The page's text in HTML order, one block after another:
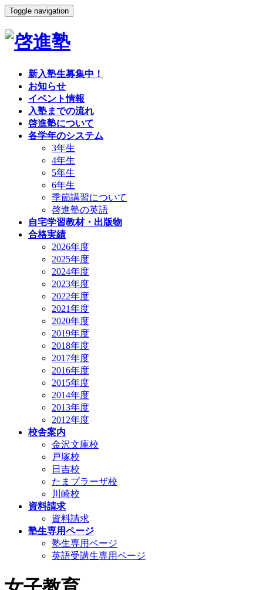
Toggle navigation
新入塾生募集中！
お知らせ
イベント情報
入塾までの流れ
啓進塾について
各学年のシステム
3年生
4年生
5年生
6年生
季節講習について
啓進塾の英語
自宅学習教材・出版物
合格実績
2026年度
2025年度
2024年度
2023年度
2022年度
2021年度
2020年度
2019年度
2018年度
2017年度
2016年度
2015年度
2014年度
2013年度
2012年度
校舎案内
金沢文庫校
戸塚校
日吉校
たまプラーザ校
川崎校
資料請求
資料請求
塾生専用ページ
塾生専用ページ
英語受講生専用ページ